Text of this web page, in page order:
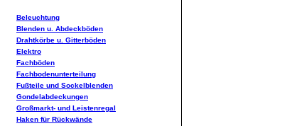
Beleuchtung
Blenden u. Abdeckböden
Drahtkörbe u. Gitterböden
Elektro
Fachböden
Fachbodenunterteilung
Fußteile und Sockelblenden
Gondelabdeckungen
Großmarkt- und Leistenregal
Haken für Rückwände